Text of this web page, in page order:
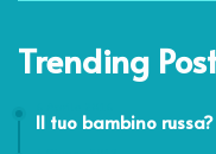
Trending
Il tuo bambino